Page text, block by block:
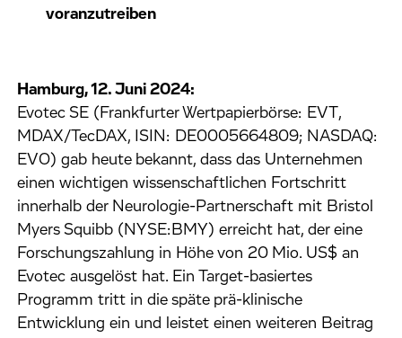
voranzutreiben
Hamburg, 12. Juni 2024:
Evotec SE (Frankfurter Wertpapierbörse: EVT,
MDAX/TecDAX, ISIN: DE0005664809; NASDAQ:
EVO) gab heute bekannt, dass das Unternehmen
einen wichtigen wissenschaftlichen Fortschritt
innerhalb der Neurologie-Partnerschaft mit Bristol
Myers Squibb (NYSE:BMY) erreicht hat, der eine
Forschungszahlung in Höhe von 20 Mio. US$ an
Evotec ausgelöst hat. Ein Target-basiertes
Programm tritt in die späte prä-klinische
Entwicklung ein und leistet einen weiteren Beitrag